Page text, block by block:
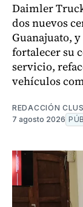
Daimler
dos nuevos
Guanajuato, y
fortalecer su
servicio,
vehículos
REDACCIÓN
7 agosto 2026